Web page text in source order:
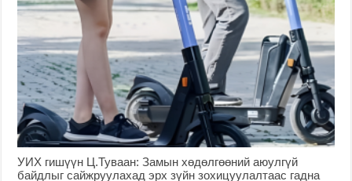
УИХ гишүүн Ц.Туваан: Замын хөдөлгөөний аюулгүй
байдлыг сайжруулахад эрх зүйн зохицуулалтаас гадна